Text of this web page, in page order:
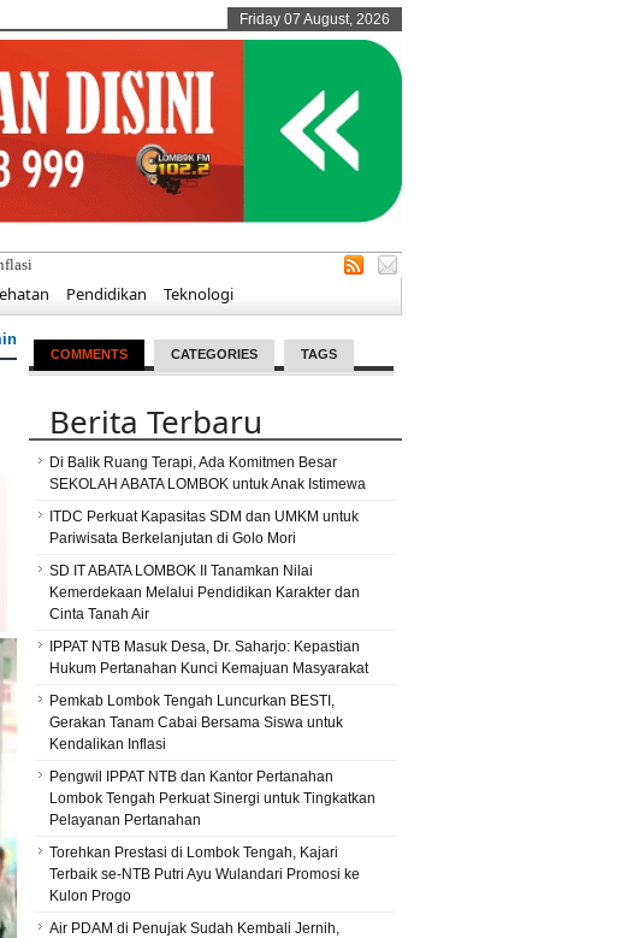
Friday 07 August, 2026
Pendidikan Teknologi
COMMENTS CATEGORIES TAGS
Berita Terbaru
Di Balik Ruang Terapi, Ada Komitmen Besar
SEKOLAH ABATA LOMBOK untuk Anak Istimewa
ITDC Perkuat Kapasitas SDM dan UMKM untuk
Pariwisata Berkelanjutan di Golo Mori
SD IT ABATA LOMBOK II Tanamkan Nilai
Kemerdekaan Melalui Pendidikan Karakter dan
Cinta Tanah Air
IPPAT NTB Masuk Desa, Dr. Saharjo: Kepastian
Hukum Pertanahan Kunci Kemajuan Masyarakat
Pemkab Lombok Tengah Luncurkan BESTI,
Gerakan Tanam Cabai Bersama Siswa untuk
Kendalikan Inflasi
Pengwil IPPAT NTB dan Kantor Pertanahan
Lombok Tengah Perkuat Sinergi untuk Tingkatkan
Pelayanan Pertanahan
Torehkan Prestasi di Lombok Tengah, Kajari
Terbaik se-NTB Putri Ayu Wulandari Promosi ke
Kulon Progo
Air PDAM di Penujak Sudah Kembali Jernih,